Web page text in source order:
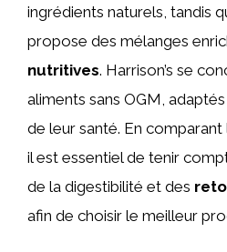
ingrédients naturels, tandis
propose des mélanges
nutritives. Harrison’s se
aliments sans OGM,
de leur santé. En
il est essentiel de tenir
de la digestibilité et des
afin de choisir le meilleur